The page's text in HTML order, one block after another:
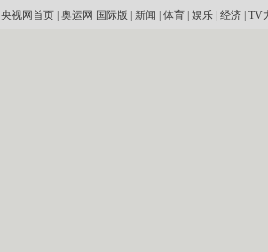
央视网首页| 奥运网 国际版 新闻 体育| 娱乐| 经济| TV